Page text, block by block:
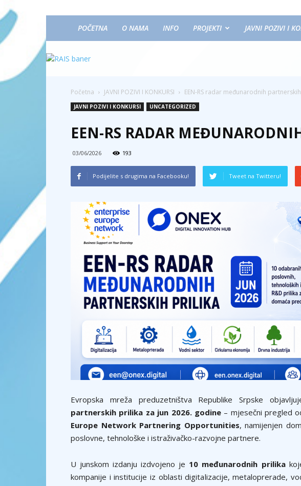
POČETNA O NAMA INFO PROJEKTI JAVNI POZIVI I
Početna JAVNI POZIVI I KONKURSI EEN-RS radar međunarodnih
JAVNI POZIVI I KONKURSI UNCATEGORIZED
EEN-RS RADAR
03/06/2026 193
Podijelite s drugima na Facebooku! Tweet na Twitteru!
Evropska mreža preduzetništva Republike Srpske
partnerskih prilika za jun 2026. godine– mjesečni pregled
Europe Network Partnering Opportunities, namijenjen
poslovne, tehnološke i istraživačko-razvojne partnere.
U junskom izdanju izdvojeno je 10 međunarodnih prilika
kompanije i institucije iz oblasti digitalizacije, metaloprerade,